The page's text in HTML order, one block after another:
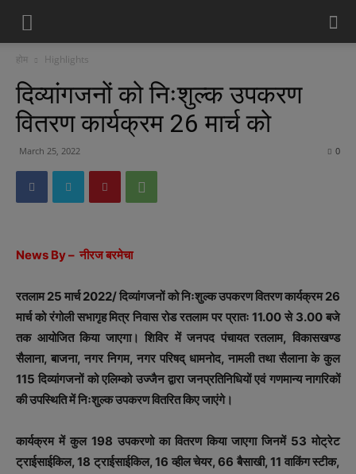
होम Highlights
दिव्यांगजनों को निःशुल्क उपकरण
वितरण कार्यक्रम 26 मार्च को
March 25, 2022 0
News By – नीरज बरमेचा
रतलाम 25 मार्च 2022/ दिव्यांगजनों को निःशुल्क उपकरण वितरण कार्यक्रम 26
मार्च को रंगोली सभागृह मित्र निवास रोड रतलाम पर प्रातः 11.00 से 3.00 बजे
तक आयोजित किया जाएगा। शिविर में जनपद पंचायत रतलाम, विकासखण्ड
सैलाना, बाजना, नगर निगम, नगर परिषद् धामनोद, नामली तथा सैलाना के कुल
115 दिव्यांगजनों को एलिम्को उज्जैन द्वारा जनप्रतिनिधियों एवं गणमान्य नागरिकों
की उपस्थिति में निःशुल्क उपकरण वितरित किए जाएंगे।
कार्यक्रम में कुल 198 उपकरणो का वितरण किया जाएगा जिनमें 53 मोट्रेट
ट्राईसाईकिल, 18 ट्राईसाईकिल, 16 व्हील चेयर, 66 बैसाखी, 11 वाकिंग स्टीक,